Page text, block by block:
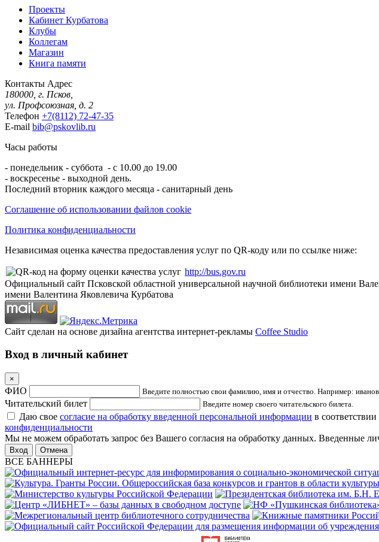
Проекты
Кабинет Курбатова
Клубы
Коллегам
Магазин
Книга памяти
Контакты Адрес
180000, г. Псков,
ул. Профсоюзная, д. 2
Телефон +7(8112) 72-47-35
E-mail bib@pskovlib.ru
Часы работы
- понедельник - суббота - с 10.00 до 19.00
- воскресенье - выходной день.
Последний вторник каждого месяца - санитарный день
Соглашение об использовании файлов cookie
Политика конфиденциальности
Независимая оценка качества предоставления услуг по QR-коду или по ссылке ниже:
http://bus.gov.ru
Официальный сайт Псковской областной универсальной научной библиотеки имени
имени Валентина Яковлевича Курбатова
Сайт сделан на основе дизайна агентства интернет-рекламы Coffee Studio
Вход в личный кабинет
×
ФИО Введите полностью свои фамилию, имя и отчество. Например:
Читательский билет Введите номер своего читательского билета.
Даю свое согласие на обработку введенной персональной информации в
конфиденциальности
Мы не можем обработать запрос без Вашего согласия на обработку данных. Введенные
Отмена
ВСЕ БАННЕРЫ